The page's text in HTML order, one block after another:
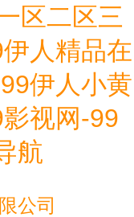
区二区三
人精品在
伊人小黄
视网-99
航
公司